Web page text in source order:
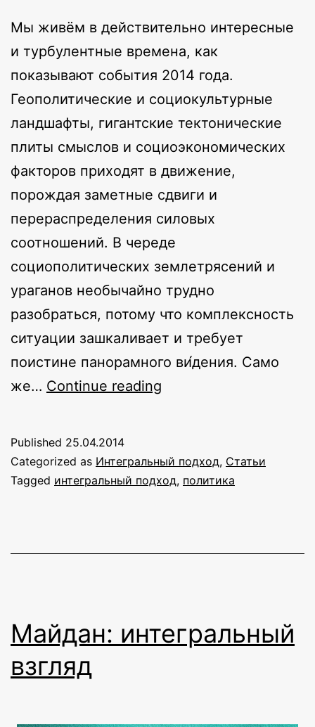
Мы живём в действительно интересные
и турбулентные времена, как
показывают события 2014 года.
Геополитические и социокультурные
ландшафты, гигантские тектонические
плиты смыслов и социоэкономических
факторов приходят в движение,
порождая заметные сдвиги и
перераспределения силовых
соотношений. В череде
социополитических землетрясений и
ураганов необычайно трудно
разобраться, потому что комплексность
ситуации зашкаливает и требует
поистине панорамного ви́дения. Само
же… Continue reading
интегральное
видение?
Published 25.04.2014
Categorized as Интегральный подход, Статьи
Tagged интегральный подход, политика
Майдан: интегральный
взгляд